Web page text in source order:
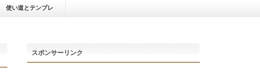
使い道とテンプレ
スポンサーリンク